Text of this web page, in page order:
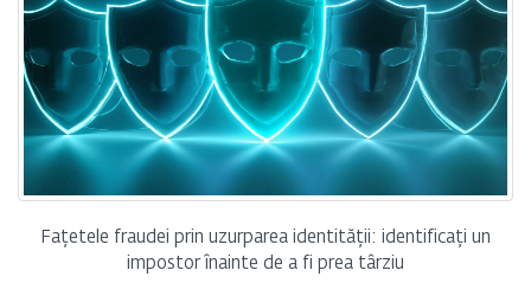
Fațetele fraudei prin uzurparea identității: identificați un
impostor înainte de a fi prea târziu